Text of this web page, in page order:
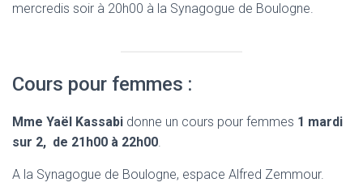
mercredis soir à 20h00 à la Synagogue de Boulogne.
Cours pour femmes :
Mme Yaël Kassabi donne un cours pour femmes 1 mardi
sur 2, de 21h00 à 22h00.
A la Synagogue de Boulogne, espace Alfred Zemmour.